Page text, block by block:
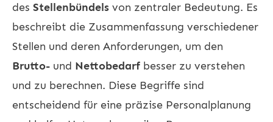
des Stellenbündels von zentraler Bedeutung. Es
beschreibt die Zusammenfassung verschiedener
Stellen und deren Anforderungen, um den
Brutto- und Nettobedarf besser zu verstehen
und zu berechnen. Diese Begriffe sind
entscheidend für eine präzise Personalplanung